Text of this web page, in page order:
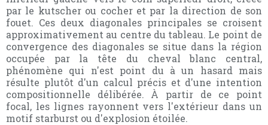
par le kutscher ou cocher et par la direction de son
fouet. Ces deux diagonales principales se croisent
approximativement au centre du tableau. Le point de
convergence des diagonales se situe dans la région
occupée par la tête du cheval blanc central,
phénomène qui n'est point du à un hasard mais
résulte plutôt d'un calcul précis et d'une intention
compositionnelle délibérée. À partir de ce point
focal, les lignes rayonnent vers l'extérieur dans un
motif starburst ou d'explosion étoilée.